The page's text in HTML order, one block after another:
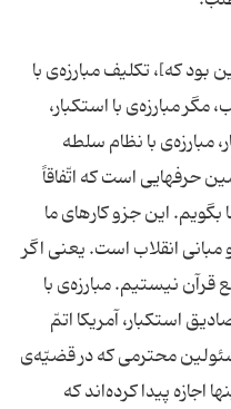
که]، تکلیف مبارزه‌ی با
مبارزه‌ی با استکبار،
مبارزه‌ی با نظام سلطه
حرفهایی است که اتّفاقاً
این جزو کارهای ما
انقلاب است. یعنی اگر
قرآن نیستیم. مبارزه‌ی با
استکبار، آمریکا اتمّ
محترمی که در قضیّه‌ی
اجازه پیدا کرده‌اند که